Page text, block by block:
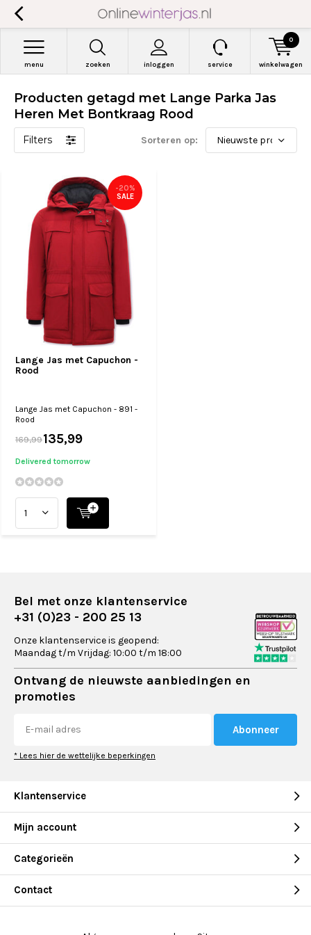
zoeken inloggen
menu service winkelwagen
0
Producten getagd met Lange Parka Jas
Heren Met Bontkraag Rood
Filters Sorteren op:
Lange Jas met Capuchon -
Rood
-20%
SALE
Lange Jas met Capuchon - 891 -
Rood
169,99135,99
Delivered tomorrow
Bel met onze klantenservice
+31 (0)23 - 200 25 13
Onze klantenservice is geopend:
Maandag t/m Vrijdag: 10:00 t/m 18:00
Ontvang de nieuwste aanbiedingen en
promoties
Abonneer
* Lees hier de wettelijke beperkingen
Klantenservice
Mijn account
Categorieën
Contact